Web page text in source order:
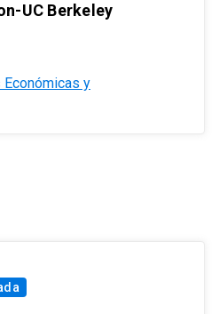
UC Berkeley
Económicas y